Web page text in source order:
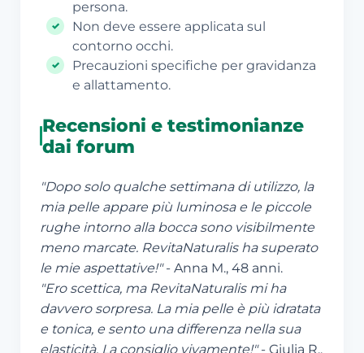
persona.
Non deve essere applicata sul
contorno occhi.
Precauzioni specifiche per gravidanza
e allattamento.
Recensioni e testimonianze
dai forum
"Dopo solo qualche settimana di utilizzo, la
mia pelle appare più luminosa e le piccole
rughe intorno alla bocca sono visibilmente
meno marcate. RevitaNaturalis ha superato
le mie aspettative!"- Anna M., 48 anni.
"Ero scettica, ma RevitaNaturalis mi ha
davvero sorpresa. La mia pelle è più idratata
e tonica, e sento una differenza nella sua
elasticità. La consiglio vivamente!"- Giulia R.,